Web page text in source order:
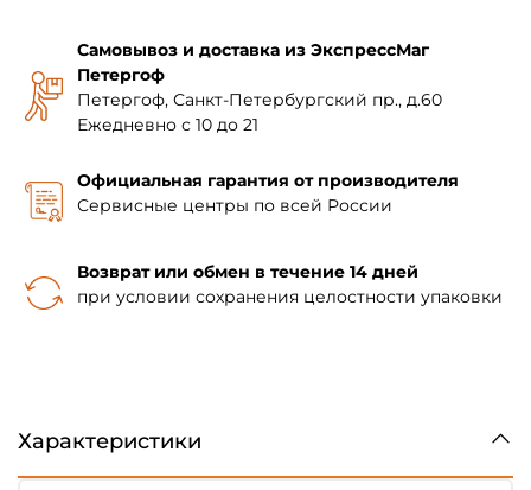
Самовывоз и доставка из ЭкспрессМаг
Петергоф
Петергоф, Санкт-Петербургский пр., д.60
Ежедневно с 10 до 21
Официальная гарантия от производителя
Сервисные центры по всей России
Возврат или обмен в течение 14 дней
при условии сохранения целостности упаковки
Характеристики